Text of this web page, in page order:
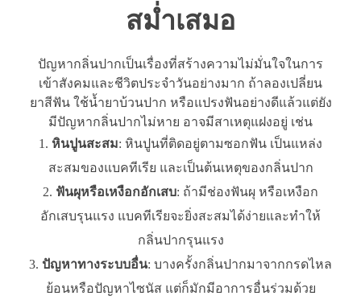
สม่ำเสมอ
ปัญหากลิ่นปากเป็นเรื่องที่สร้างความไม่มั่นใจในการ
เข้าสังคมและชีวิตประจำวันอย่างมาก ถ้าลองเปลี่ยน
ยาสีฟัน ใช้น้ำยาบ้วนปาก หรือแปรงฟันอย่างดีแล้วแต่ยัง
มีปัญหากลิ่นปากไม่หาย อาจมีสาเหตุแฝงอยู่ เช่น
หินปูนสะสม: หินปูนที่ติดอยู่ตามซอกฟัน เป็นแหล่ง
สะสมของแบคทีเรีย และเป็นต้นเหตุของกลิ่นปาก
ฟันผุหรือเหงือกอักเสบ: ถ้ามีช่องฟันผุ หรือเหงือก
อักเสบรุนแรง แบคทีเรียจะยิ่งสะสมได้ง่ายและทำให้
กลิ่นปากรุนแรง
ปัญหาทางระบบอื่น: บางครั้งกลิ่นปากมาจากกรดไหล
ย้อนหรือปัญหาไซนัส แต่ก็มักมีอาการอื่นร่วมด้วย